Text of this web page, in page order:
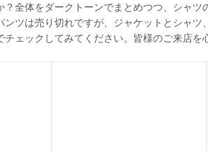
？全体をダークトーンでまとめつつ、シャ
ンツは売り切れですが、ジャケットとシャ
ェックしてみてください。皆様のご来店を